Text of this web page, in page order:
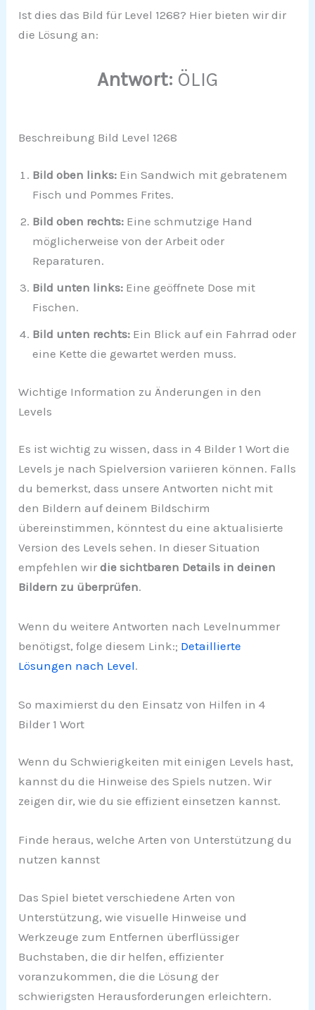
Ist dies das Bild für Level 1268? Hier bieten wir dir
die Lösung an:
Antwort: ÖLIG
Beschreibung Bild Level 1268
Bild oben links: Ein Sandwich mit gebratenem
Fisch und Pommes Frites.
Bild oben rechts: Eine schmutzige Hand
möglicherweise von der Arbeit oder
Reparaturen.
Bild unten links: Eine geöffnete Dose mit
Fischen.
Bild unten rechts: Ein Blick auf ein Fahrrad oder
eine Kette die gewartet werden muss.
Wichtige Information zu Änderungen in den
Levels
Es ist wichtig zu wissen, dass in 4 Bilder 1 Wort die
Levels je nach Spielversion variieren können. Falls
du bemerkst, dass unsere Antworten nicht mit
den Bildern auf deinem Bildschirm
übereinstimmen, könntest du eine aktualisierte
Version des Levels sehen. In dieser Situation
empfehlen wirdie sichtbaren Details in deinen
Bildern zu überprüfen.
Wenn du weitere Antworten nach Levelnummer
benötigst, folge diesem Link:; Detaillierte
Lösungen nach Level.
So maximierst du den Einsatz von Hilfen in 4
Bilder 1 Wort
Wenn du Schwierigkeiten mit einigen Levels hast,
kannst du die Hinweise des Spiels nutzen. Wir
zeigen dir, wie du sie effizient einsetzen kannst.
Finde heraus, welche Arten von Unterstützung du
nutzen kannst
Das Spiel bietet verschiedene Arten von
Unterstützung, wie visuelle Hinweise und
Werkzeuge zum Entfernen überflüssiger
Buchstaben, die dir helfen, effizienter
voranzukommen, die die Lösung der
schwierigsten Herausforderungen erleichtern.